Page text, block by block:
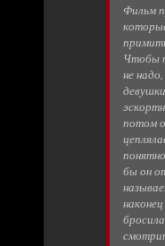
Фильм
Чтобы
не
потом
бы он